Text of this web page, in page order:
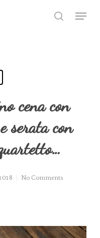
search
Menu
cena con
serata con
No Comments